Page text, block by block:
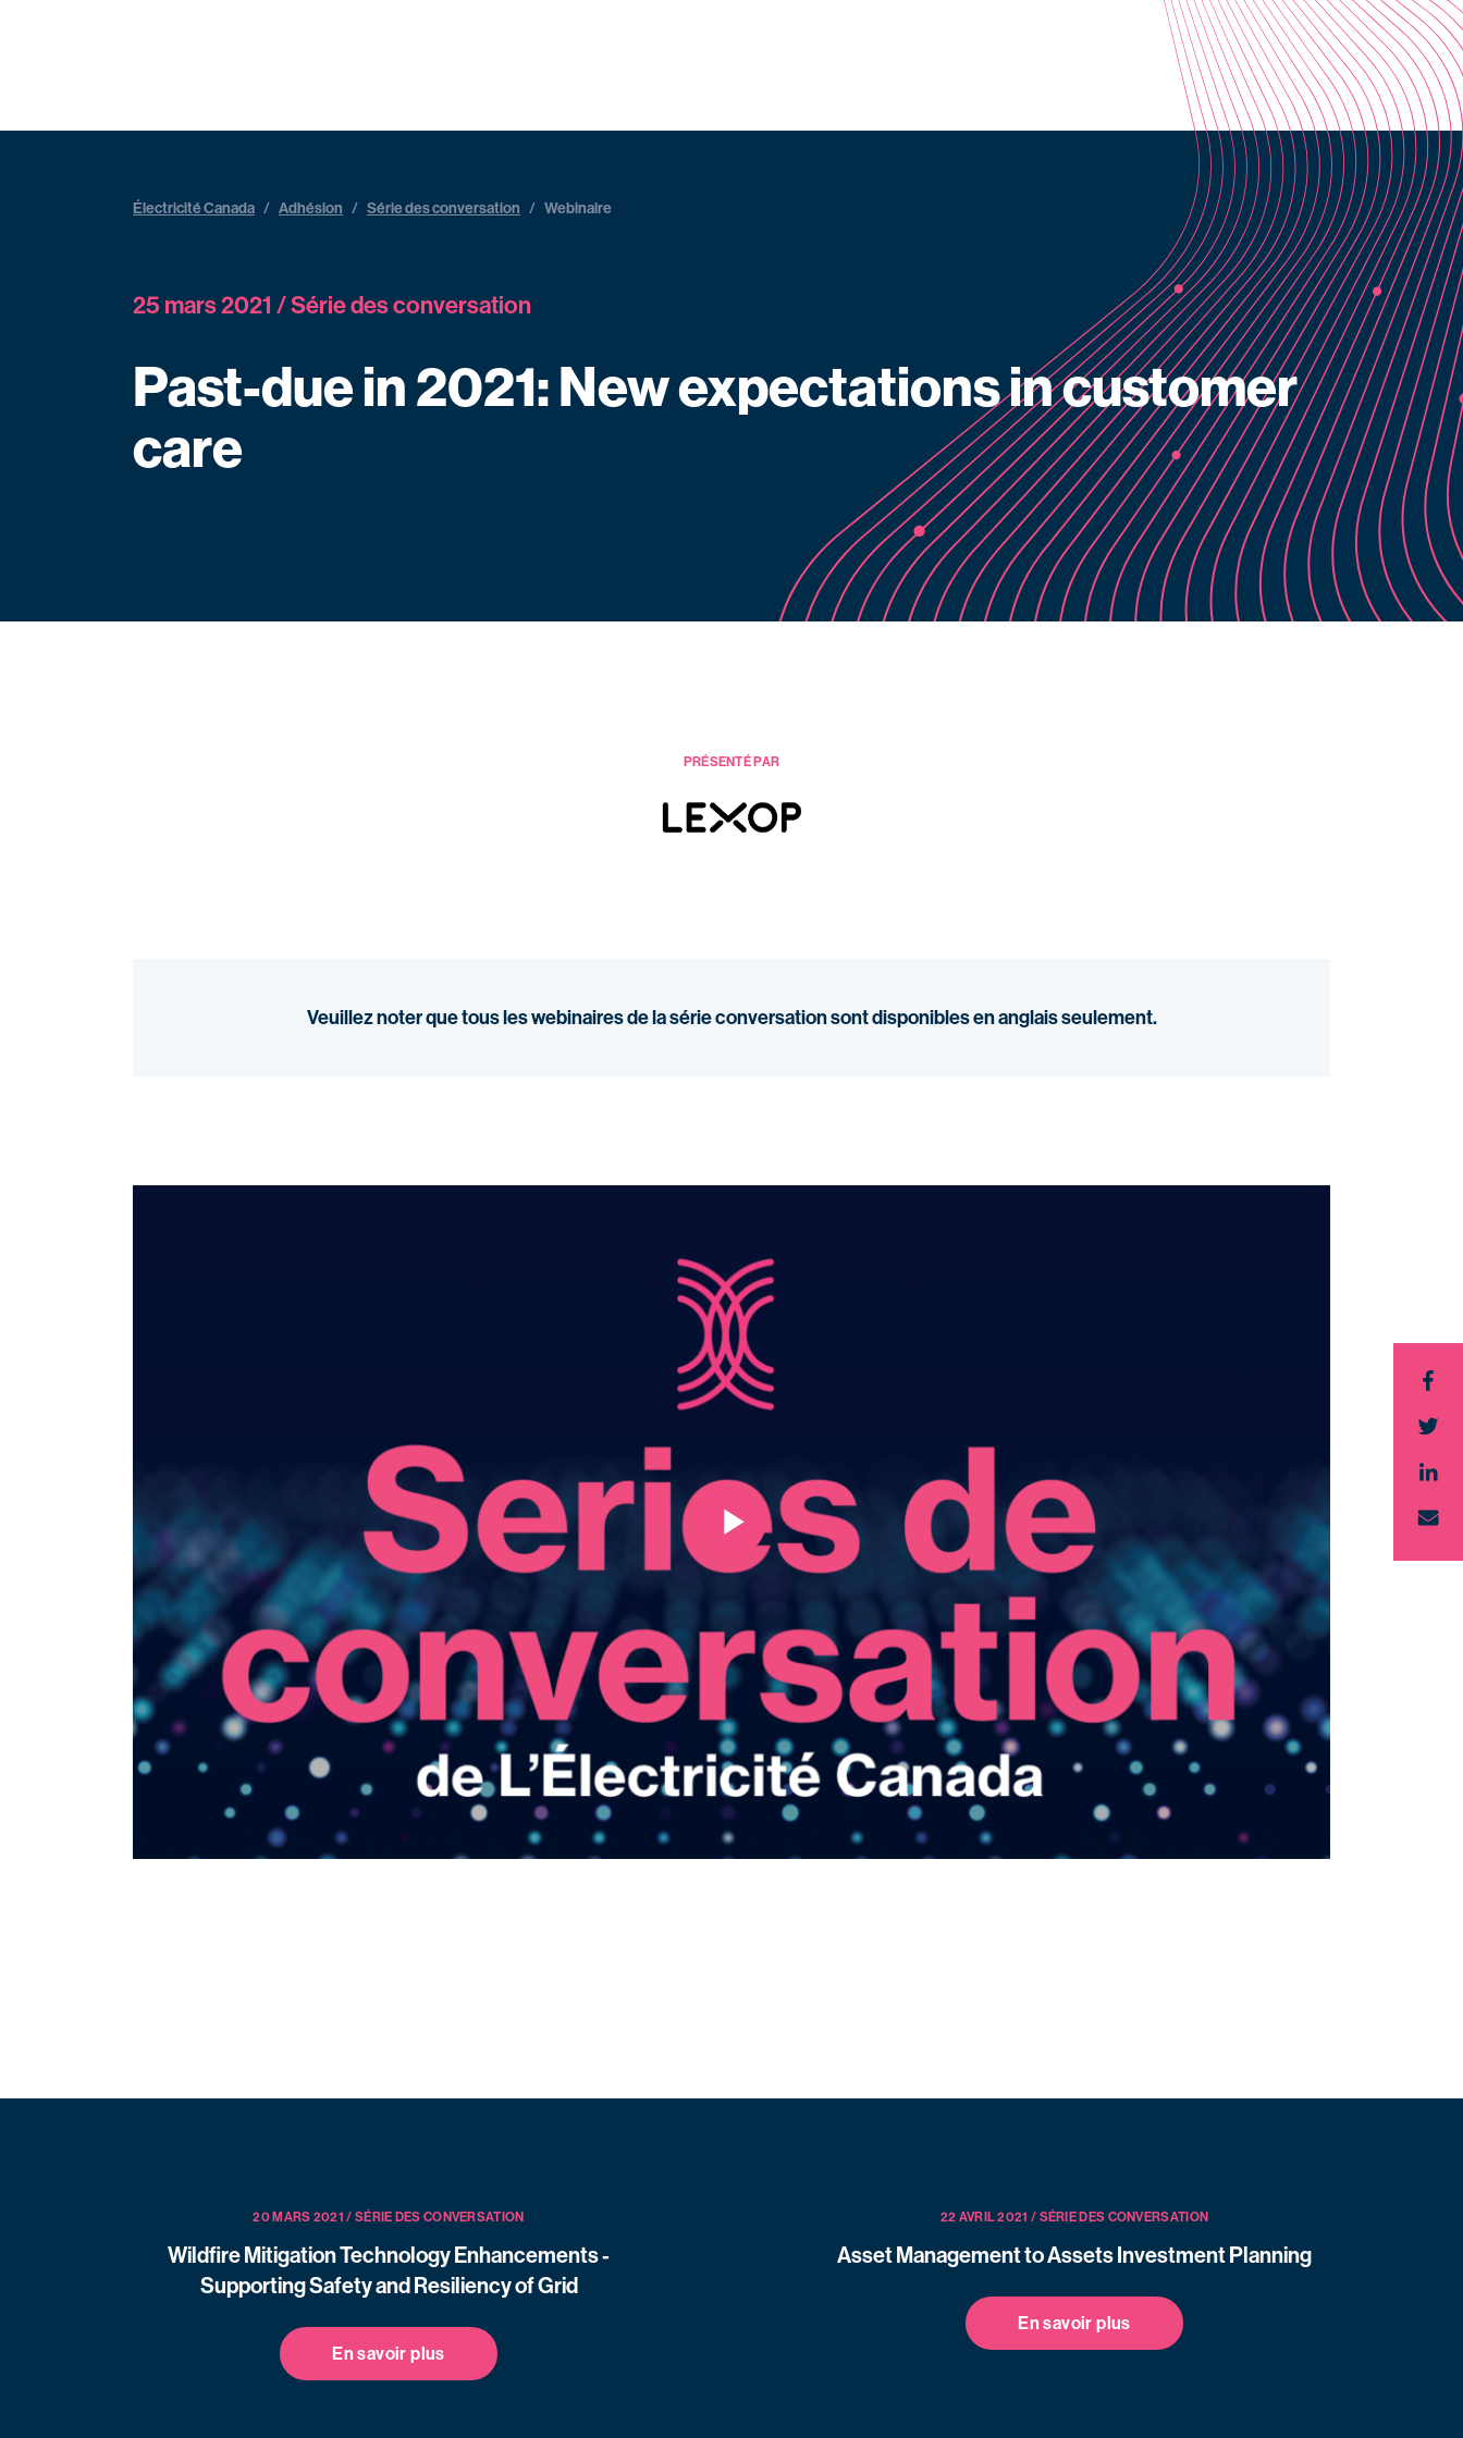
Électricité Canada / Adhésion / Série des conversation / Webinaire
25 mars 2021 / Série des conversation
Past-due in 2021: New expectations in customer
care
PRÉSENTÉ PAR
Veuillez noter que tous les webinaires de la série conversation sont disponibles en anglais seulement.
20 MARS 2021 / SÉRIE DES CONVERSATION
Wildfire Mitigation Technology Enhancements -
Supporting Safety and Resiliency of Grid
En savoir plus
22 AVRIL 2021 / SÉRIE DES CONVERSATION
Asset Management to Assets Investment Planning
En savoir plus